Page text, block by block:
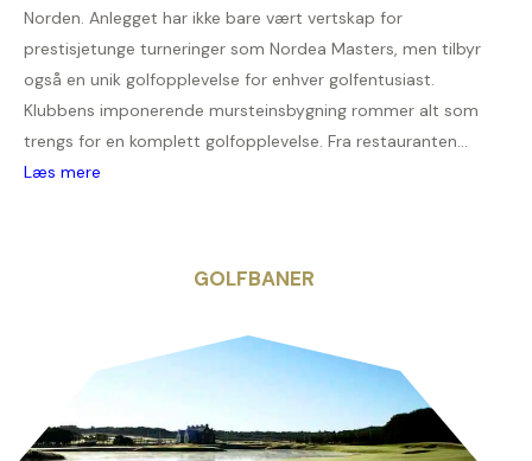
Norden. Anlegget har ikke bare vært vertskap for
prestisjetunge turneringer som Nordea Masters, men tilbyr
også en unik golfopplevelse for enhver golfentusiast.
Klubbens imponerende mursteinsbygning rommer alt som
trengs for en komplett golfopplevelse. Fra restauranten...
Læs mere
GOLFBANER